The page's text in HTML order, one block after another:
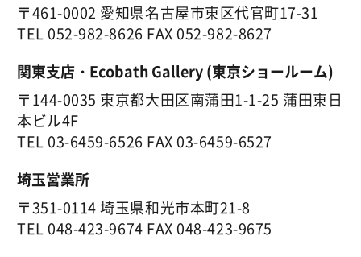
〒461-0002 愛知県名古屋市東区代官町17-31
TEL 052-982-8626 FAX 052-982-8627
関東支店・Ecobath Gallery (東京ショールーム)
〒144-0035 東京都大田区南蒲田1-1-25 蒲田東日
本ビル4F
TEL 03-6459-6526 FAX 03-6459-6527
埼玉営業所
〒351-0114 埼玉県和光市本町21-8
TEL 048-423-9674 FAX 048-423-9675